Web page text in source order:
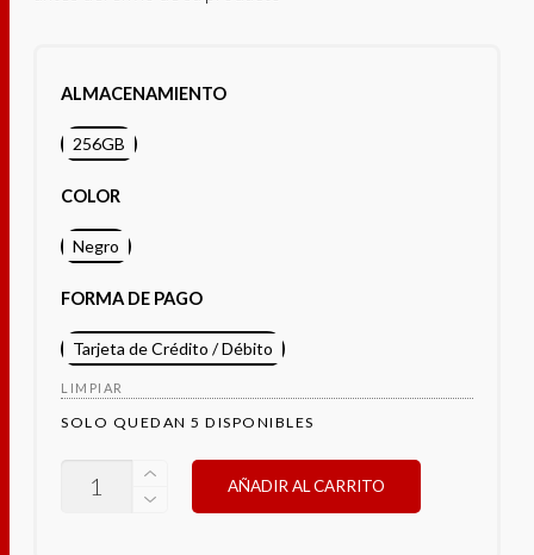
ALMACENAMIENTO
256GB
COLOR
Negro
FORMA DE PAGO
Tarjeta de Crédito / Débito
LIMPIAR
SOLO QUEDAN 5 DISPONIBLES
POCO
AÑADIR AL CARRITO